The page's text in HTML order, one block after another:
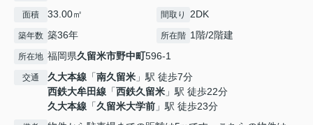
面積 33.00㎡ 間取り 2DK
築年数 築36年 所在階 1階/2階建
所在地 福岡県久留米市野中町596-1
交通 久大本線 「南久留米 」駅 徒歩7分
西鉄大牟田線 「西鉄久留米 」駅 徒歩22分
久大本線 「久留米大学前 」駅 徒歩23分